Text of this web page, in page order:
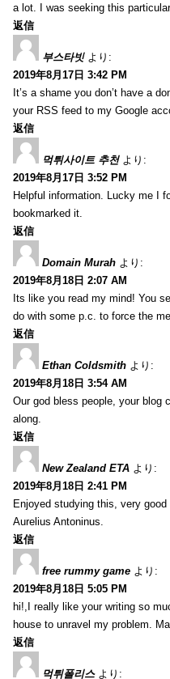
a lot. I was seeking this
返信
부스타빗 より:
2019年8月17日 3:42 PM
It’s a shame you don’t have a
your RSS feed to my Google
返信
먹튀사이트 추천 より:
2019年8月17日 3:52 PM
Helpful information. Lucky me I
bookmarked it.
返信
Domain Murah より:
2019年8月18日 2:07 AM
Its like you read my mind! You
do with some p.c. to force the
返信
Ethan Coldsmith より:
2019年8月18日 3:54 AM
Our god bless people, your blog
along.
返信
New Zealand ETA より:
2019年8月18日 2:41 PM
Enjoyed studying this, very
Aurelius Antoninus.
返信
free rummy game より:
2019年8月18日 5:05 PM
hi!,I really like your writing so
house to unravel my problem.
返信
먹튀폴리스 より: